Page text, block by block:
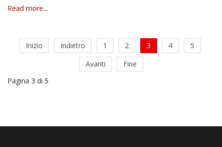
Read more...
Inizio Indietro 1 2 3 4
5
Avanti
Fine
Pagina 3 di 5